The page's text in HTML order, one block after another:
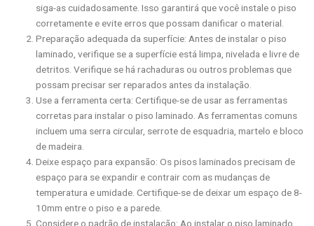
siga-as cuidadosamente. Isso garantirá que você instale o piso
corretamente e evite erros que possam danificar o material.
Preparação adequada da superfície: Antes de instalar o piso
laminado, verifique se a superfície está limpa, nivelada e livre de
detritos. Verifique se há rachaduras ou outros problemas que
possam precisar ser reparados antes da instalação.
Use a ferramenta certa: Certifique-se de usar as ferramentas
corretas para instalar o piso laminado. As ferramentas comuns
incluem uma serra circular, serrote de esquadria, martelo e bloco
de madeira.
Deixe espaço para expansão: Os pisos laminados precisam de
espaço para se expandir e contrair com as mudanças de
temperatura e umidade. Certifique-se de deixar um espaço de 8-
10mm entre o piso e a parede.
Considere o padrão de instalação: Ao instalar o piso laminado,